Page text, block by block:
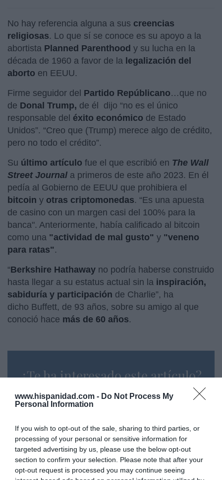
www.hispanidad.com - Do Not Process My
Personal Information
If you wish to opt-out of the sale, sharing to third parties, or
processing of your personal or sensitive information for
targeted advertising by us, please use the below opt-out
section to confirm your selection. Please note that after your
opt-out request is processed you may continue seeing
No hay referencia alguna a sus creencias
religiosas. Lo que sí se conoce es su apoyo a la
abortista Planned Parenthood y su lucha en la
década de 1960 a favor de la legalización del
aborto en EEUU.
Firme seguidor del Partido Repúblicano…que no
de Donal Trump, de él
dijo “no es el único
responsable del éxito económico de Estado
Unidos”. “Creo que (Trump) merece algo de crédito,
pero no todo el crédito”.
Su último artículo fue el que escribió en The Wall
Street Journal a primeros de este año 2023. En él
pedía al Gobierno de EEUU que prohibiera el
bitcoin y otras criptomonedas. “Es una apuesta
de casino con un margen casi del 100% para la
banca". Anteriormente, había calificado al bitcoin
como una "actividad de mal gusto" y "veneno
para ratas" .
“Berkshire Hathaway no podría haberse construido
hasta llegar a su estatus actual sin la inspiración,
sabiduría y participación de Charlie”, ha
dicho Buffett, de 93 años, sobre su amigo al que
conoció hace más de 60 años.
¿Te ha interesado este artículo?
Suscríbete a nuestro newsletter y recibe cada dia
en tu correo lo más destacado de Hispanidad
Tu correo electrónico...
He leído y acepto lascondiciones legales